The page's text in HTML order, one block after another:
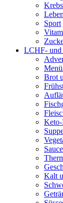
Krebs
Sport
LCHF- und
Brot
Kalt